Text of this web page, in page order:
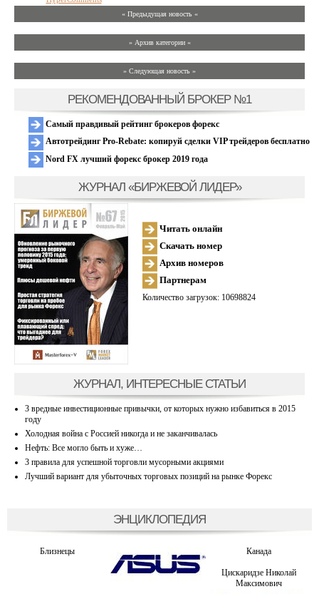
« Предыдущая новость «
» Архив категории «
» Следующая новость »
РЕКОМЕНДОВАННЫЙ БРОКЕР №1
Самый правдивый рейтинг брокеров форекс
Автотрейдинг Pro-Rebate: копируй сделки VIP трейдеров бесплатно
Nord FX лучший форекс брокер 2019 года
ЖУРНАЛ «БИРЖЕВОЙ ЛИДЕР»
Читать онлайн
Скачать номер
Архив номеров
Партнерам
Количество загрузок: 10698824
ЖУРНАЛ, ИНТЕРЕСНЫЕ СТАТЬИ
3 вредные инвестиционные привычки, от которых нужно избавиться в 2015
году
Холодная война с Россией никогда и не заканчивалась
Нефть: Все могло быть и хуже…
3 правила для успешной торговли мусорными акциями
Лучший вариант для убыточных торговых позиций на рынке Форекс
ЭНЦИКЛОПЕДИЯ
Близнецы Канада
Цискаридзе Николай
Максимович